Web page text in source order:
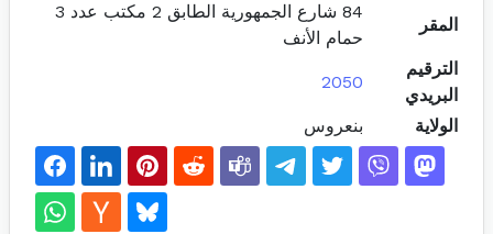
المقر
84 شارع الجمهورية الطابق 2 مكتب عدد 3
حمام الأنف
الترقيم
البريدي
2050
الولاية بنعروس